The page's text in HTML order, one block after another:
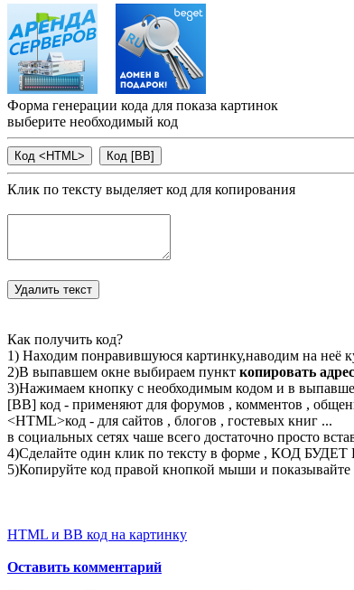
Форма генерации кода для показа картинок
выберите необходимый код
Клик по тексту выделяет код для копирования
Как получить код?
1) Находим понравившуюся картинку,наводим на неё
2)В выпавшем окне выбираем пункт копировать
3)Нажимаем кнопку с необходимым кодом и в
[BB] код - применяют для форумов , комментов ,
<HTML>код - для сайтов , блогов , гостевых книг ...
в социальных сетях чаше всего достаточно просто
4)Сделайте один клик по тексту в форме , КОД
5)Копируйте код правой кнопкой мыши и
HTML и BB код на картинку
Оставить комментарий